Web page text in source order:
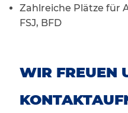
Zahlreiche Plätze für
FSJ, BFD
WIR FREUEN